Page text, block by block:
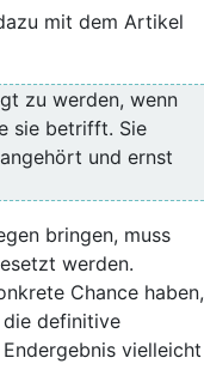
mit dem Artikel
zu werden, wenn
sie betrifft. Sie
und ernst
bringen, muss
werden.
Chance haben,
die definitive
vielleicht